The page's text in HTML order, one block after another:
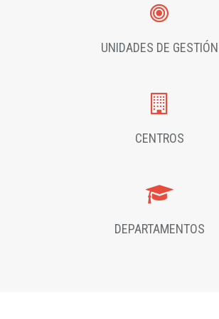
UNIDADES DE GESTIÓN
CENTROS
DEPARTAMENTOS